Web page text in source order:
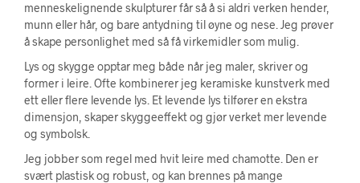
menneskelignende skulpturer får så å si aldri verken hender,
munn eller hår, og bare antydning til øyne og nese. Jeg prøver
å skape personlighet med så få virkemidler som mulig.
Lys og skygge opptar meg både når jeg maler, skriver og
former i leire. Ofte kombinerer jeg keramiske kunstverk med
ett eller flere levende lys. Et levende lys tilfører en ekstra
dimensjon, skaper skyggeeffekt og gjør verket mer levende
og symbolsk.
Jeg jobber som regel med hvit leire med chamotte. Den er
svært plastisk og robust, og kan brennes på mange